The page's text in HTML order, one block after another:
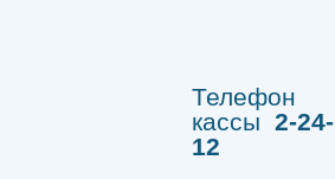
Телефон
кассы 2-24-
12